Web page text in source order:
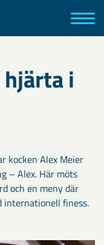
i
kocken Alex Meier
– Alex. Här möts
och en meny där
internationell finess.